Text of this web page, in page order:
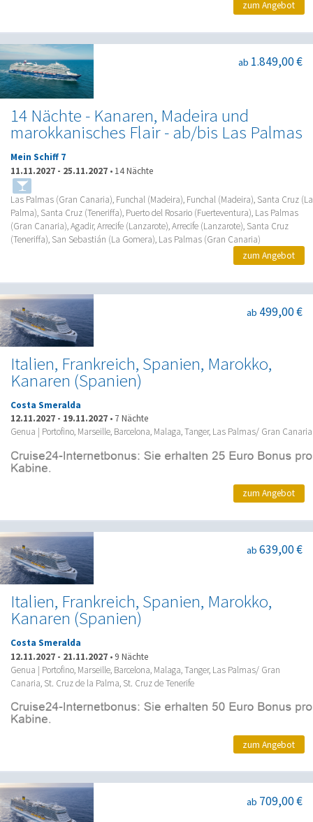
zum Angebot
14 Nächte - Kanaren, Madeira und
marokkanisches Flair - ab/bis Las Palmas
ab 1.849,00 €
Mein Schiff 7
11.11.2027 - 25.11.2027 • 14 Nächte
Las Palmas (Gran Canaria), Funchal (Madeira), Funchal (Madeira), Santa Cruz (La
Palma), Santa Cruz (Teneriffa), Puerto del Rosario (Fuerteventura), Las Palmas
(Gran Canaria), Agadir, Arrecife (Lanzarote), Arrecife (Lanzarote), Santa Cruz
(Teneriffa), San Sebastián (La Gomera), Las Palmas (Gran Canaria)
zum Angebot
Italien, Frankreich, Spanien, Marokko,
Kanaren (Spanien)
ab 499,00 €
Costa Smeralda
12.11.2027 - 19.11.2027 • 7 Nächte
Genua | Portofino, Marseille, Barcelona, Malaga, Tanger, Las Palmas/ Gran Canaria
zum Angebot
Italien, Frankreich, Spanien, Marokko,
Kanaren (Spanien)
ab 639,00 €
Costa Smeralda
12.11.2027 - 21.11.2027 • 9 Nächte
Genua | Portofino, Marseille, Barcelona, Malaga, Tanger, Las Palmas/ Gran
Canaria, St. Cruz de la Palma, St. Cruz de Tenerife
zum Angebot
ab 709,00 €